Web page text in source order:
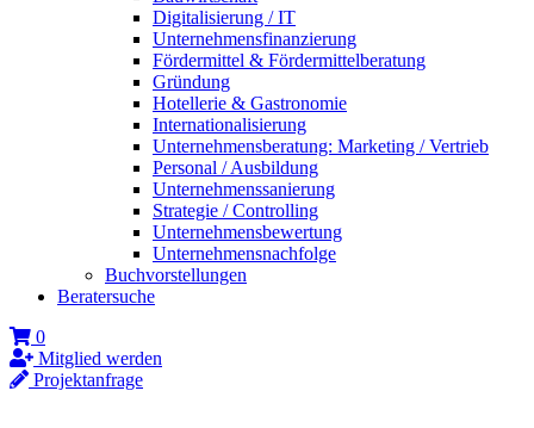
Digitalisierung / IT
Unternehmensfinanzierung
Fördermittel & Fördermittelberatung
Gründung
Hotellerie & Gastronomie
Internationalisierung
Unternehmensberatung: Marketing / Vertrieb
Personal / Ausbildung
Unternehmenssanierung
Strategie / Controlling
Unternehmensbewertung
Unternehmensnachfolge
Buchvorstellungen
Beratersuche
0
Mitglied werden
Projektanfrage